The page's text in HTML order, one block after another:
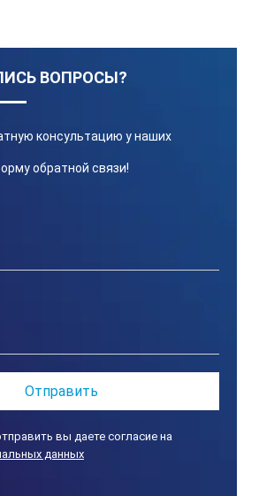
высоты меры и его допустимое
Д2: 2+0,1
Д3: 2+0,1
ВОПРОСЫ?
консультацию у наших
обратной связи!
вы даете согласие на
данных